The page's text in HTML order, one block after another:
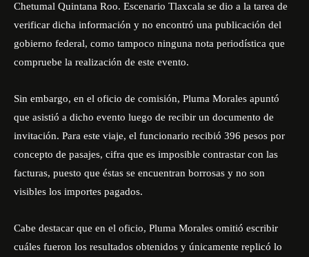
Chetumal Quintana Roo. Escenario Tlaxcala se dio a la tarea de
verificar dicha información y no encontró una publicación del
gobierno federal, como tampoco ninguna nota periodística que
compruebe la realización de este evento.
Sin embargo, en el oficio de comisión, Pluma Morales apuntó
que asistió a dicho evento luego de recibir un documento de
invitación. Para este viaje, el funcionario recibió 396 pesos por
concepto de pasajes, cifra que es imposible contrastar con las
facturas, puesto que éstas se encuentran borrosas y no son
visibles los importes pagados.
Cabe destacar que en el oficio, Pluma Morales omitió escribir
cuáles fueron los resultados obtenidos y únicamente replicó lo